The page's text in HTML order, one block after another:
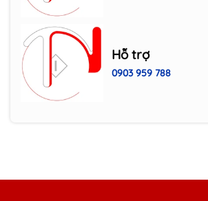
Máy in HP LaserJet Pro
Hỗ trợ
0903 959 788